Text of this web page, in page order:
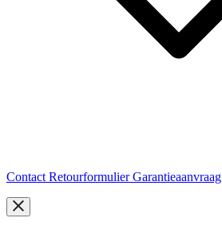
Contact RetourformulierGarantieaanvraag